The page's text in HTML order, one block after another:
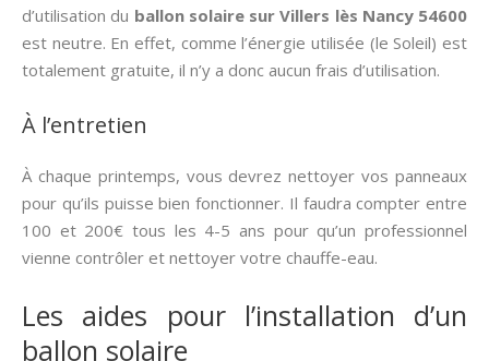
d’utilisation du ballon solaire sur Villers lès Nancy 54600
est neutre. En effet, comme l’énergie utilisée (le Soleil) est
totalement gratuite, il n’y a donc aucun frais d’utilisation.
À l’entretien
À chaque printemps, vous devrez nettoyer vos panneaux
pour qu’ils puisse bien fonctionner. Il faudra compter entre
100 et 200€ tous les 4-5 ans pour qu’un professionnel
vienne contrôler et nettoyer votre chauffe-eau.
Les aides pour l’installation d’un
ballon solaire